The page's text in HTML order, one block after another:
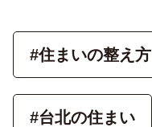
#住まいの整え方
#台北の住まい